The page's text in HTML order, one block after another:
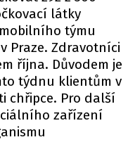
látky
týmu
Praze. Zdravotníci
října. Důvodem je
týdnu klientům v
chřipce. Pro další
zařízení